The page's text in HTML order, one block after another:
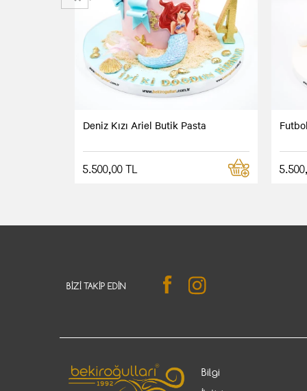
Deniz Kızı Ariel Butik Pasta
5.500,00 TL
BIZI TAKIP EDIN
Bilgi